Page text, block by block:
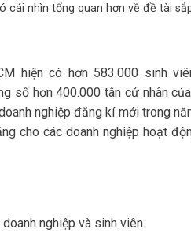
nhìn tổng quan hơn về đề tài
hiện có hơn 583.000 sinh
số hơn 400.000 tân cử nhân
nghiệp đăng kí mới trong
cho các doanh nghiệp hoạt
nghiệp và sinh viên.